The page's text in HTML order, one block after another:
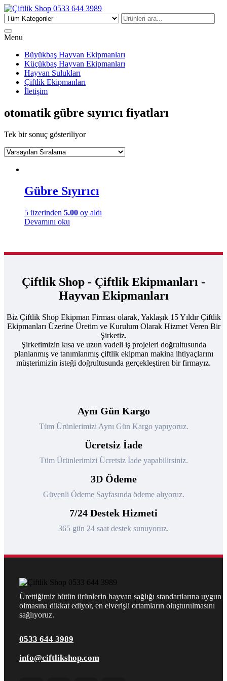
Çiftlik Shop 0533 644 3989
Menu
Büyükbaş Hayvan Ekipmanları
Küçükbaş Hayvan Ekipmanları
Hayvan Sulukları
Çiftlik Ekipmanları
İletişim
otomatik gübre sıyırıcı fiyatları
Tek bir sonuç gösteriliyor
Gübre Sıyırıcı
5 üzerinden 5.00 oy aldı
Devamını oku
Çiftlik Shop - Çiftlik Ekipmanları -
Hayvan Ekipmanları
Biz Çiftlik Shop Ekipman Firması olarak, Yaklaşık 15 Yıldır Çiftlik
Ekipmanları Üzerine Üretim ve Kurulum Olarak Hizmet Veren Bir
Şirketiz.
Şirketimizin kısa ve uzun vadeli iş projeleri doğrultusunda
planlanmış ve tanımlanmış çiftlik ekipman makina ihtiyaçlarını
müşterimizin isteği doğrultusunda gerçekleştiren bir firmayız.
Aynı Gün Kargo
Tüm Ürünlerimizi Aynı Gün Kargo yapıyoruz.
Ücretsiz İade
Tüm Ürünlerimizi Ücretsiz İade yapabilirsiniz.
3D Ödeme
Güvenli Ödeme Sayfasında ödeme alıyoruz.
7/24 Destek Hizmeti
365 gün 24 saat destek sunuyoruz.
Ürettiğimiz bütün ürünlerin hayvan sağlığı standartlarına uygun
olmasına dikkat ediyor, en elverişli ortamların oluşturulmasını
sağlıyoruz.
0533 644 3989
info@ciftlikshop.com